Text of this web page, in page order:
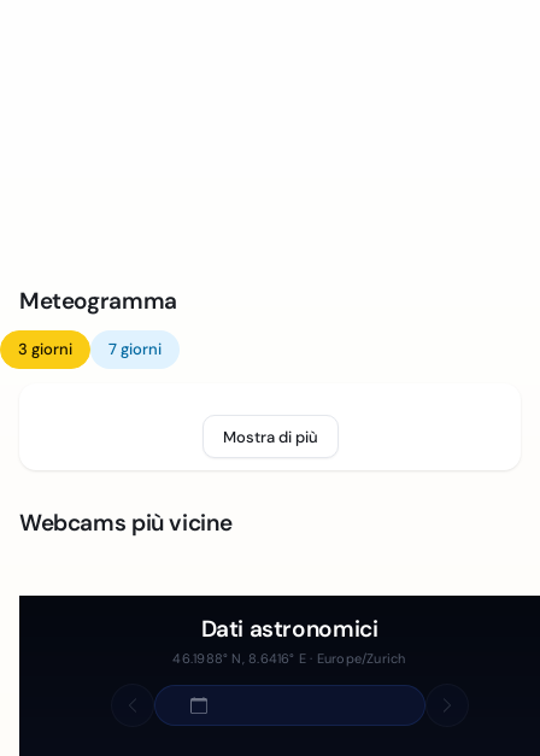
Meteogramma
3 giorni 7 giorni
Mostra di più
Webcams più vicine
Dati astronomici
46.1988° N, 8.6416° E · Europe/Zurich